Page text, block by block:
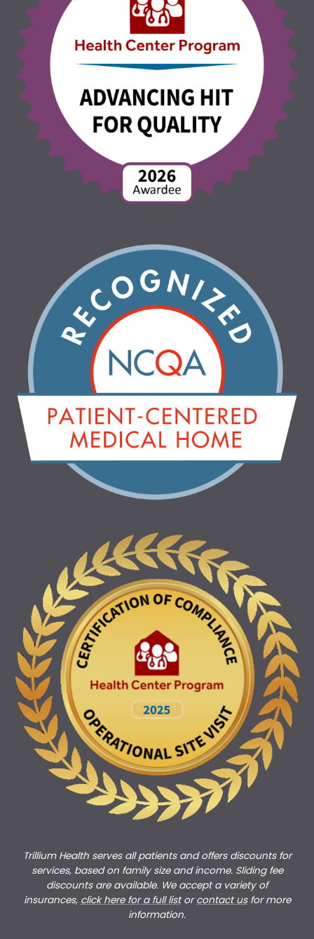
Trillium Health serves all patients and offers discounts for
services, based on family size and income. Sliding fee
discounts are available. We accept a variety of
insurances, click here for a full listorcontact usfor more
information.